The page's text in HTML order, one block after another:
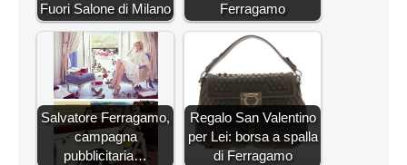
Fuori Salone di Milano
Ferragamo
Salvatore Ferragamo,
campagna
pubblicitaria…
Regalo San Valentino
per Lei: borsa a spalla
di Ferragamo